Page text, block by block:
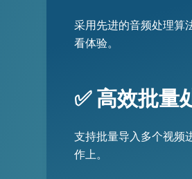
采用先进的音频处理算
看体验。
✅ 高效批量
支持批量导入多个视频
作上。